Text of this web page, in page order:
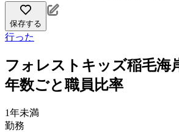
保存する
行った
フォレストキッズ稲毛海
年数ごと職員比率
1年未満
勤務